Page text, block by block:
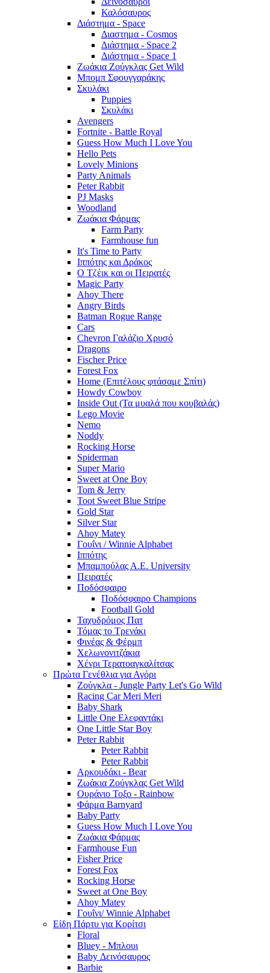
Καλόσαυρος
Διάστημα - Space
Διαστημα - Cosmos
Διάστημα - Space 2
Διάστημα - Space 1
Ζωάκια Ζούγκλας Get Wild
Μπομπ Σφουγγαράκης
Σκυλάκι
Puppies
Σκυλάκι
Avengers
Fortnite - Battle Royal
Guess How Much I Love You
Hello Pets
Lovely Minions
Party Animals
Peter Rabbit
PJ Masks
Woodland
Ζωάκια Φάρμας
Farm Party
Farmhouse fun
It's Time to Party
Ιππότης και Δράκος
Ο Τζέικ και οι Πειρατές
Magic Party
Ahoy There
Angry Birds
Batman Rogue Range
Cars
Chevron Γαλάζιο Χρυσό
Dragons
Fischer Price
Forest Fox
Home (Επιτέλους φτάσαμε Σπίτι)
Howdy Cowboy
Inside Out (Τα μυαλά που κουβαλάς)
Lego Movie
Nemo
Noddy
Rocking Horse
Spiderman
Super Mario
Sweet at One Boy
Tom & Jerry
Toot Sweet Blue Stripe
Gold Star
Silver Star
Ahoy Matey
Γουΐνι / Winnie Alphabet
Ιππότης
Μπαμπούλας Α.Ε. University
Πειρατές
Ποδόσφαιρο
Ποδόσφαιρο Champions
Football Gold
Ταχυδρόμος Πατ
Τόμας το Τρενάκι
Φινέας & Φέρμπ
Χελωνονιτζάκια
Χένρι Τερατοαγκαλίτσας
Πρώτα Γενέθλια για Αγόρι
Ζούγκλα - Jungle Party Let's Go Wild
Racing Car Meri Meri
Baby Shark
Little One Ελεφαντάκι
One Little Star Boy
Peter Rabbit
Peter Rabbit
Peter Rabbit
Αρκουδάκι - Bear
Ζωάκια Ζούγκλας Get Wild
Ουράνιο Τοξο - Rainbow
Φάρμα Barnyard
Baby Party
Guess How Much I Love You
Ζωάκια Φάρμας
Farmhouse Fun
Fisher Price
Forest Fox
Rocking Horse
Sweet at One Boy
Ahoy Matey
Γουΐνι/ Winnie Alphabet
Είδη Πάρτυ για Κορίτσι
Floral
Bluey - Μπλουι
Baby Δεινόσαυρος
Barbie